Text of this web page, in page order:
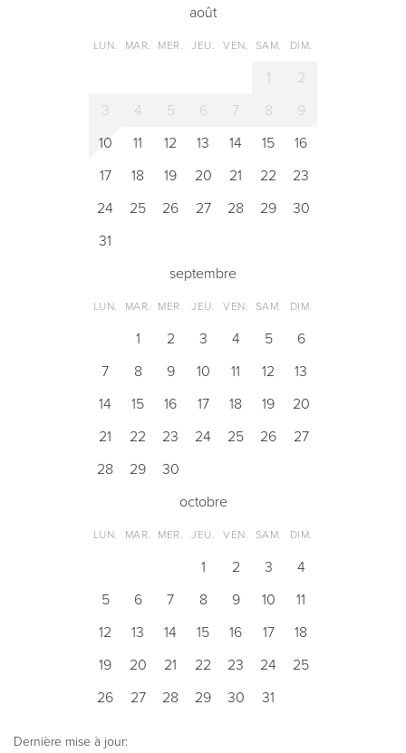
août
LUN. MAR. MER. JEU. VEN. SAM. DIM.
1
2
3
4 5 6 7 8
9
10
11 12 13 14 15
16
17
18 19 20 21 22
23
24
25 26 27 28 29
30
31
septembre
LUN. MAR. MER. JEU. VEN. SAM. DIM.
1 2 3 4 5
6
7
8 9 10 11 12
13
14
15 16 17 18 19
20
21
22 23 24 25 26
27
28
29
30
octobre
LUN. MAR. MER. JEU. VEN. SAM. DIM.
1 2 3
4
5
6 7 8 9 10
11
12
13 14 15 16 17
18
19
20 21 22 23 24
25
26
27 28 29 30 31
Dernière mise à jour: